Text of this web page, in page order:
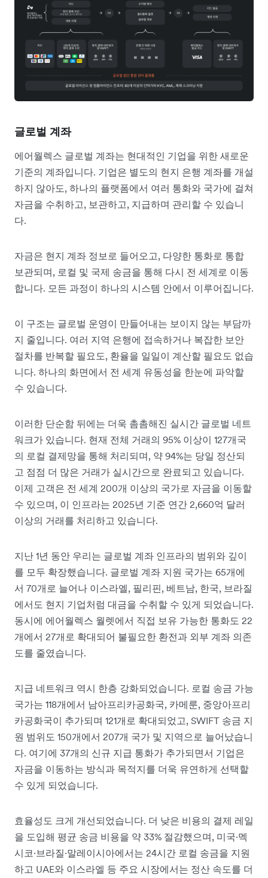
글로벌 계좌
에어월렉스 글로벌 계좌는 현대적인 기업을 위한 새로운
기준의 계좌입니다. 기업은 별도의 현지 은행 계좌를 개설
하지 않아도, 하나의 플랫폼에서 여러 통화와 국가에 걸쳐
자금을 수취하고, 보관하고, 지급하며 관리할 수 있습니
다.
자금은 현지 계좌 정보로 들어오고, 다양한 통화로 통합
보관되며, 로컬 및 국제 송금을 통해 다시 전 세계로 이동
합니다. 모든 과정이 하나의 시스템 안에서 이루어집니다.
이 구조는 글로벌 운영이 만들어내는 보이지 않는 부담까
지 줄입니다. 여러 지역 은행에 접속하거나 복잡한 보안
절차를 반복할 필요도, 환율을 일일이 계산할 필요도 없습
니다. 하나의 화면에서 전 세계 유동성을 한눈에 파악할
수 있습니다.
이러한 단순함 뒤에는 더욱 촘촘해진 실시간 글로벌 네트
워크가 있습니다. 현재 전체 거래의 95% 이상이 127개국
의 로컬 결제망을 통해 처리되며, 약 94%는 당일 정산되
고 점점 더 많은 거래가 실시간으로 완료되고 있습니다.
이제 고객은 전 세계 200개 이상의 국가로 자금을 이동할
수 있으며, 이 인프라는 2025년 기준 연간 2,660억 달러
이상의 거래를 처리하고 있습니다.
지난 1년 동안 우리는 글로벌 계좌 인프라의 범위와 깊이
를 모두 확장했습니다. 글로벌 계좌 지원 국가는 65개에
서 70개로 늘어나 이스라엘, 필리핀, 베트남, 한국, 브라질
에서도 현지 기업처럼 대금을 수취할 수 있게 되었습니다.
동시에 에어월렉스 월렛에서 직접 보유 가능한 통화도 22
개에서 27개로 확대되어 불필요한 환전과 외부 계좌 의존
도를 줄였습니다.
지급 네트워크 역시 한층 강화되었습니다. 로컬 송금 가능
국가는 118개에서 남아프리카공화국, 카메룬, 중앙아프리
카공화국이 추가되며 121개로 확대되었고, SWIFT 송금 지
원 범위도 150개에서 207개 국가 및 지역으로 늘어났습니
다. 여기에 37개의 신규 지급 통화가 추가되면서 기업은
자금을 이동하는 방식과 목적지를 더욱 유연하게 선택할
수 있게 되었습니다.
효율성도 크게 개선되었습니다. 더 낮은 비용의 결제 레일
을 도입해 평균 송금 비용을 약 33% 절감했으며, 미국·멕
시코·브라질·말레이시아에서는 24시간 로컬 송금을 지원
하고 UAE와 이스라엘 등 주요 시장에서는 정산 속도를 더